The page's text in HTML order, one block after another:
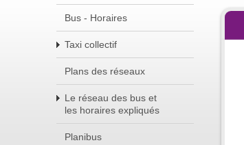
Bus - Horaires
Taxi collectif
Plans des réseaux
Le réseau des bus et
les horaires expliqués
Planibus